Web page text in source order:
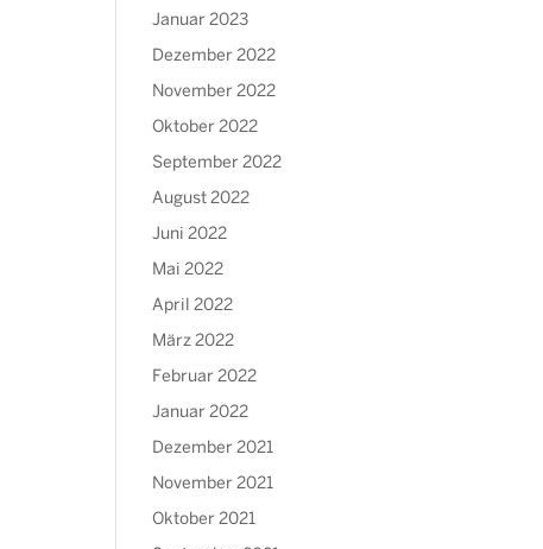
Januar 2023
Dezember 2022
November 2022
Oktober 2022
September 2022
August 2022
Juni 2022
Mai 2022
April 2022
März 2022
Februar 2022
Januar 2022
Dezember 2021
November 2021
Oktober 2021